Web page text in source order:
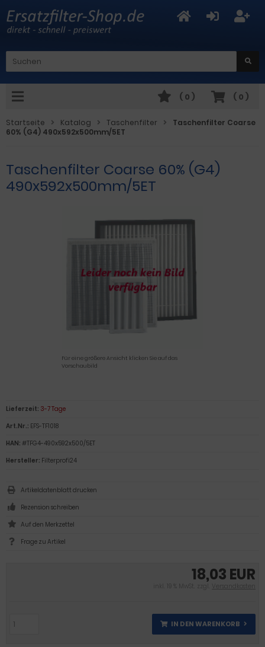
( 0 )
( 0 )
Startseite Katalog Taschenfilter
Taschenfilter Coarse
60% (G4) 490x592x500mm/5ET
Taschenfilter Coarse 60% (G4)
490x592x500mm/5ET
Für eine größere Ansicht klicken Sie auf das
Vorschaubild
18,03 EUR
inkl. 19 % MwSt. zzgl. Versandkosten
IN DEN WARENKORB
Lieferzeit: 3-7 Tage
Art.Nr.: EFS-TF1018
HAN: #TFG4-490x592x500/5ET
Hersteller: Filterprofi24
Artikeldatenblatt drucken
Rezension schreiben
Frage zu Artikel